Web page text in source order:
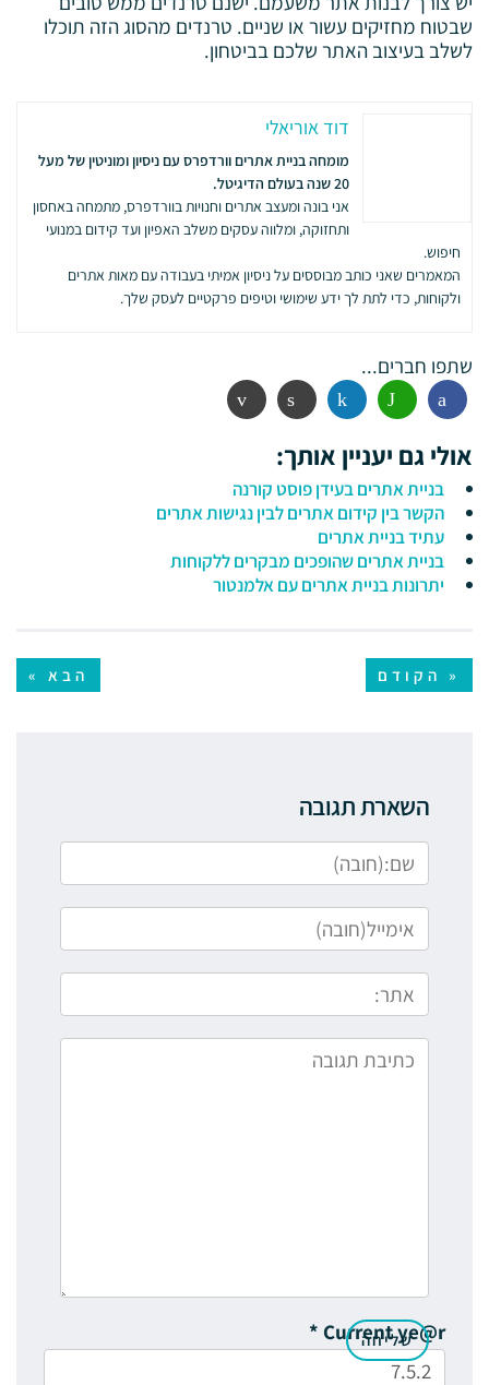
שבטוח מחזיקים עשור או שניים. טרנדים מהסוג הזה תוכלו
לשלב בעיצוב האתר שלכם בביטחון.
דוד אוריאלי
מומחה בניית אתרים וורדפרס עם ניסיון ומוניטין של מעל
20 שנה בעולם הדיגיטל.
אני בונה ומעצב אתרים וחנויות בוורדפרס, מתמחה באחסון
ותחזוקה, ומלווה עסקים משלב האפיון ועד קידום במנועי
חיפוש.
המאמרים שאני כותב מבוססים על ניסיון אמיתי בעבודה עם מאות אתרים
ולקוחות, כדי לתת לך ידע שימושי וטיפים פרקטיים לעסק שלך.
שתפו חברים...
פייסבוק ווטסאפ לינקדין הדפסה אימייל
אולי גם יעניין אותך:
בניית אתרים בעידן פוסט קורנה
הקשר בין קידום אתרים לבין נגישות אתרים
עתיד בניית אתרים
בניית אתרים שהופכים מבקרים ללקוחות
יתרונות בניית אתרים עם אלמנטור
« הקודם הבא »
השארת תגובה
Current ye@r
*